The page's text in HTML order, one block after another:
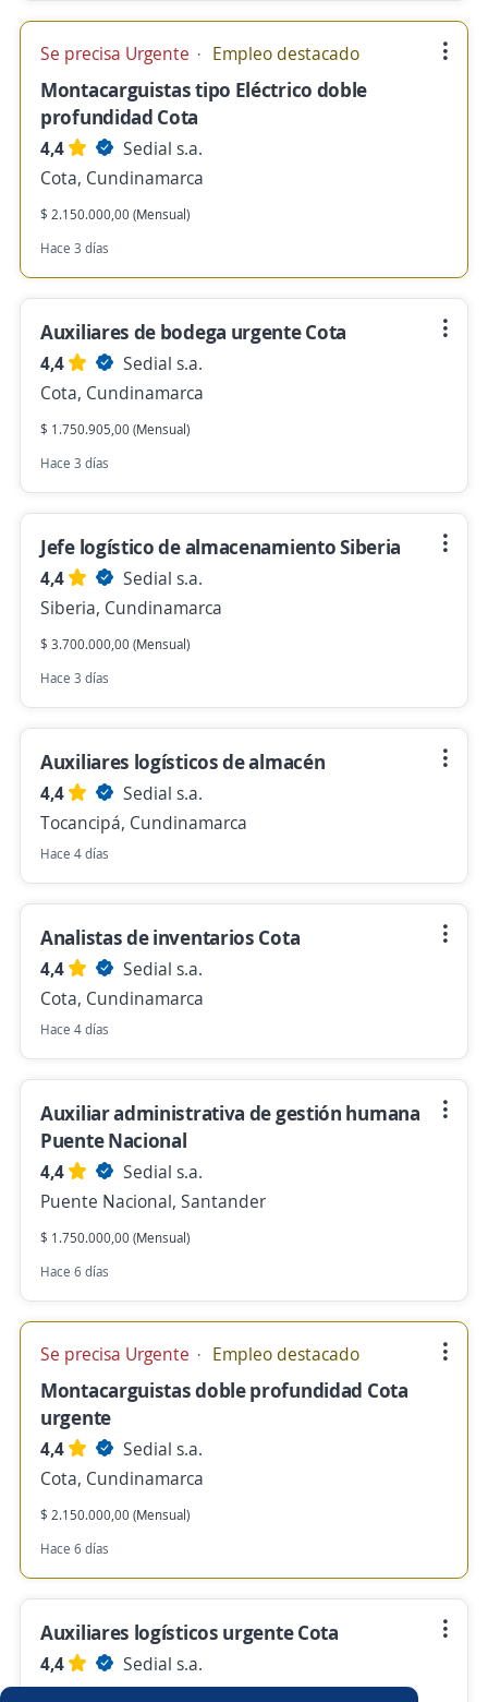
Se precisa Urgente Empleo destacado
Montacarguistas tipo Eléctrico doble
profundidad Cota
4,4
Sedial s.a.
Cota, Cundinamarca
$ 2.150.000,00 (Mensual)
Hace 3 días
Auxiliares de bodega urgente Cota
4,4
Sedial s.a.
Cota, Cundinamarca
$ 1.750.905,00 (Mensual)
Hace 3 días
Jefe logístico de almacenamiento Siberia
4,4
Sedial s.a.
Siberia, Cundinamarca
$ 3.700.000,00 (Mensual)
Hace 3 días
Auxiliares logísticos de almacén
4,4
Sedial s.a.
Tocancipá, Cundinamarca
Hace 4 días
Analistas de inventarios Cota
4,4
Sedial s.a.
Cota, Cundinamarca
Hace 4 días
Auxiliar administrativa de gestión humana
Puente Nacional
4,4
Sedial s.a.
Puente Nacional, Santander
$ 1.750.000,00 (Mensual)
Hace 6 días
Se precisa Urgente Empleo destacado
Montacarguistas doble profundidad Cota
urgente
4,4
Sedial s.a.
Cota, Cundinamarca
$ 2.150.000,00 (Mensual)
Hace 6 días
Auxiliares logísticos urgente Cota
4,4
Sedial s.a.
Cota, Cundinamarca